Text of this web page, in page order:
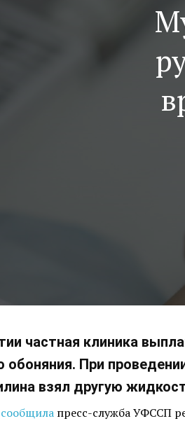
частная клиника
обоняния. При
взял другую
сообщила пресс-служба УФССП